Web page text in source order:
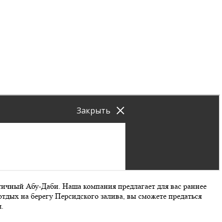
Абу-Даби. Наша компания предлагает для вас раннее
на берегу Персидского залива, вы сможете предаться